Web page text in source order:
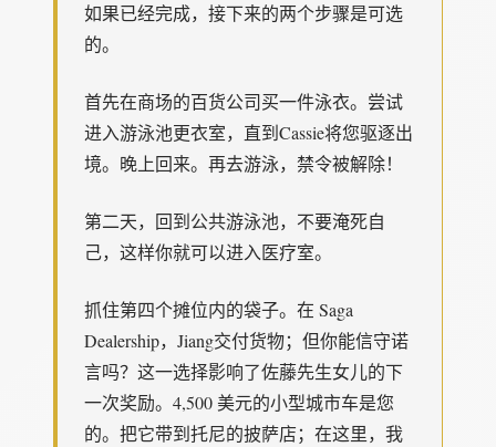
如果已经完成，接下来的两个步骤是可选
的。
首先在商场的百货公司买一件泳衣。尝试
进入游泳池更衣室，直到Cassie将您驱逐出
境。晚上回来。再去游泳，禁令被解除！
第二天，回到公共游泳池，不要淹死自
己，这样你就可以进入医疗室。
抓住第四个摊位内的袋子。在 Saga
Dealership，Jiang交付货物；但你能信守诺
言吗？这一选择影响了佐藤先生女儿的下
一次奖励。4,500 美元的小型城市车是您
的。把它带到托尼的披萨店；在这里，我